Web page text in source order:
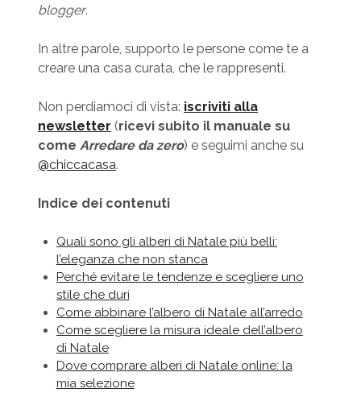
blogger.
In altre parole, supporto le persone come te a
creare una casa curata, che le rappresenti.
Non perdiamoci di vista: iscriviti alla
newsletter (ricevi subito il manuale su
come Arredare da zero) e seguimi anche su
@chiccacasa.
Indice dei contenuti
Quali sono gli alberi di Natale più belli:
l’eleganza che non stanca
Perché evitare le tendenze e scegliere uno
stile che duri
Come abbinare l’albero di Natale all’arredo
Come scegliere la misura ideale dell’albero
di Natale
Dove comprare alberi di Natale online: la
mia selezione